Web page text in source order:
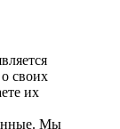
своих
их
Мы